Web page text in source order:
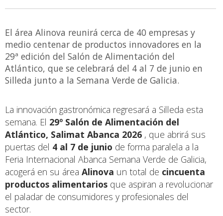
El área Alinova reunirá cerca de 40 empresas y
medio centenar de productos innovadores en la
29ª edición del Salón de Alimentación del
Atlántico, que se celebrará del 4 al 7 de junio en
Silleda junto a la Semana Verde de Galicia.
La innovación gastronómica regresará a Silleda esta
semana. El 29º Salón de Alimentación del
Atlántico, Salimat Abanca 2026 , que abrirá sus
puertas del 4 al 7 de junio de forma paralela a la
Feria Internacional Abanca Semana Verde de Galicia,
acogerá en su área Alinova un total de cincuenta
productos alimentarios que aspiran a revolucionar
el paladar de consumidores y profesionales del
sector.